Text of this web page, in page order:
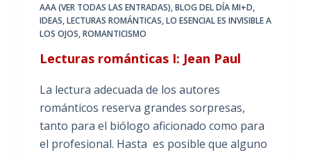
AAA (VER TODAS LAS ENTRADAS),BLOG DEL DÍA MI+D,
IDEAS,LECTURAS ROMÁNTICAS,LO ESENCIAL ES INVISIBLE A
LOS OJOS,ROMANTICISMO
Lecturas románticas I: Jean Paul
La lectura adecuada de los autores
románticos reserva grandes sorpresas,
tanto para el biólogo aficionado como para
el profesional. Hasta es posible que alguno